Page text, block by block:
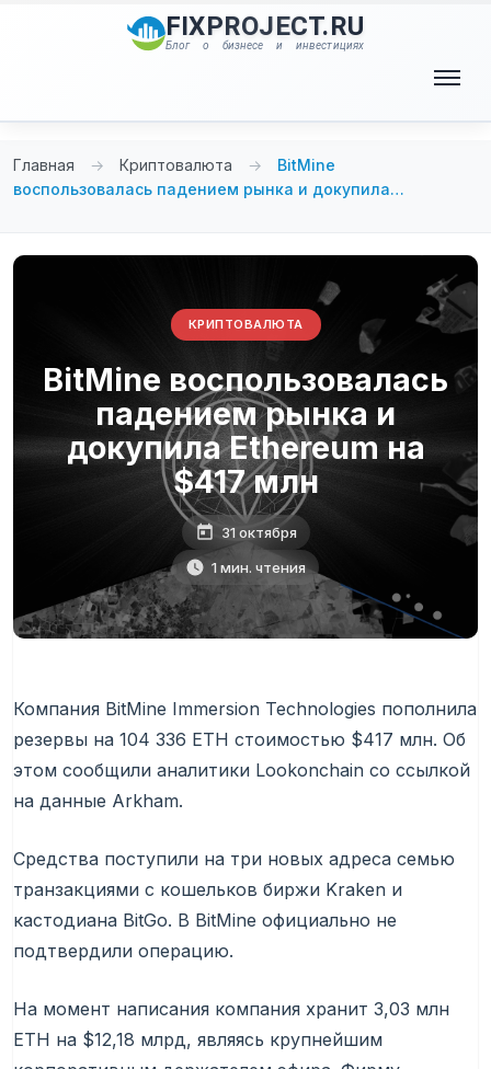
FIXPROJECT.RU
Блог о бизнесе и инвестициях
Главная → Криптовалюта →
BitMine
воспользовалась падением рынка и докупила…
КРИПТОВАЛЮТА
BitMine воспользовалась
падением рынка и
докупила Ethereum на
$417 млн
31 октября
1 мин. чтения
Компания BitMine Immersion Technologies пополнила
резервы на 104 336 ETH стоимостью $417 млн. Об
этом сообщили аналитики Lookonchain со ссылкой
на данные Arkham.
Средства поступили на три новых адреса семью
транзакциями с кошельков биржи Kraken и
кастодиана BitGo. В BitMine официально не
подтвердили операцию.
На момент написания компания хранит 3,03 млн
ETH на $12,18 млрд, являясь крупнейшим